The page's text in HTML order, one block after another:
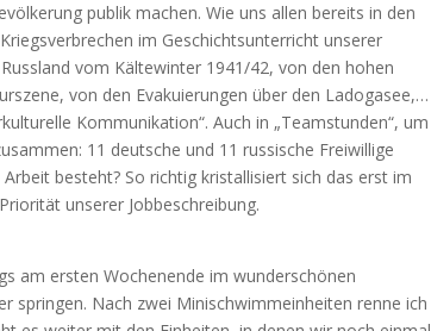
publik machen. Wie uns allen bereits in den
im Geschichtsunterricht unserer
vom Kältewinter 1941/42, von den hohen
von den Evakuierungen über den Ladogasee,…
Kommunikation“. Auch in „Teamstunden“, um
11 deutsche und 11 russische Freiwillige
besteht? So richtig kristallisiert sich das erst im
unserer Jobbeschreibung.
am ersten Wochenende im wunderschönen
springen. Nach zwei Minischwimmeinheiten renne ich